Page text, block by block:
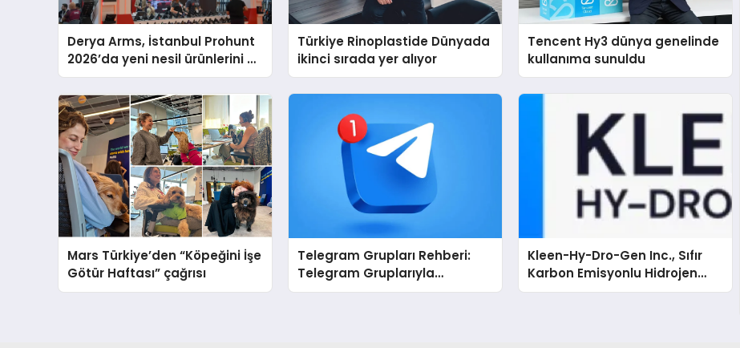
Derya Arms, İstanbul Prohunt
2026’da yeni nesil ürünlerini ve
global marka vizyonunu
sergiledi
Türkiye Rinoplastide Dünyada
ikinci sırada yer alıyor
Tencent Hy3 dünya genelinde
kullanıma sunuldu
Mars Türkiye’den “Köpeğini İşe
Götür Haftası” çağrısı
Telegram Grupları Rehberi:
Telegram Gruplarıyla
Markanızı veya Topluluğunuzu
Kleen-Hy-Dro-Gen Inc., Sıfır
Karbon Emisyonlu Hidrojen
Isıtma Teknolojisinde ISO ve